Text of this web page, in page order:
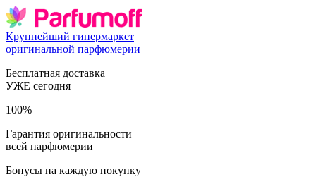
Крупнейший гипермаркет
оригинальной парфюмерии
Бесплатная доставка
УЖЕ сегодня
100%
Гарантия оригинальности
всей парфюмерии
Бонусы на каждую покупку